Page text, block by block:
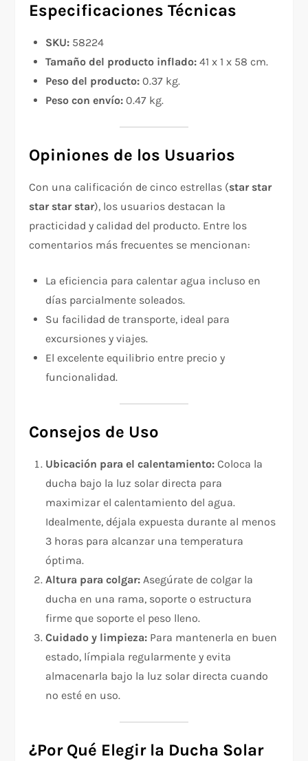
Especificaciones Técnicas
SKU: 58224
Tamaño del producto inflado: 41 x 1 x 58 cm.
Peso del producto: 0.37 kg.
Peso con envío: 0.47 kg.
Opiniones de los Usuarios
Con una calificación de cinco estrellas (star star
star star star), los usuarios destacan la
practicidad y calidad del producto. Entre los
comentarios más frecuentes se mencionan:
La eficiencia para calentar agua incluso en
días parcialmente soleados.
Su facilidad de transporte, ideal para
excursiones y viajes.
El excelente equilibrio entre precio y
funcionalidad.
Consejos de Uso
Ubicación para el calentamiento: Coloca la
ducha bajo la luz solar directa para
maximizar el calentamiento del agua.
Idealmente, déjala expuesta durante al menos
3 horas para alcanzar una temperatura
óptima.
Altura para colgar: Asegúrate de colgar la
ducha en una rama, soporte o estructura
firme que soporte el peso lleno.
Cuidado y limpieza: Para mantenerla en buen
estado, límpiala regularmente y evita
almacenarla bajo la luz solar directa cuando
no esté en uso.
¿Por Qué Elegir la Ducha Solar